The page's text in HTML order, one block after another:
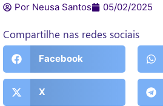
Por Neusa Santos 05/02/2025
Compartilhe nas redes sociais
Facebook
X